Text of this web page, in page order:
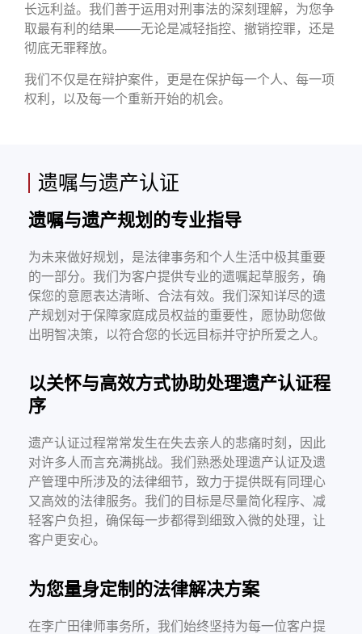
长远利益。我们善于运用对刑事法的深刻理解，为您争
取最有利的结果——无论是减轻指控、撤销控罪，还是
彻底无罪释放。
我们不仅是在辩护案件，更是在保护每一个人、每一项
权利，以及每一个重新开始的机会。
遗嘱与遗产认证
遗嘱与遗产规划的专业指导
为未来做好规划，是法律事务和个人生活中极其重要
的一部分。我们为客户提供专业的遗嘱起草服务，确
保您的意愿表达清晰、合法有效。我们深知详尽的遗
产规划对于保障家庭成员权益的重要性，愿协助您做
出明智决策，以符合您的长远目标并守护所爱之人。
以关怀与高效方式协助处理遗产认证程
序
遗产认证过程常常发生在失去亲人的悲痛时刻，因此
对许多人而言充满挑战。我们熟悉处理遗产认证及遗
产管理中所涉及的法律细节，致力于提供既有同理心
又高效的法律服务。我们的目标是尽量简化程序、减
轻客户负担，确保每一步都得到细致入微的处理，让
客户更安心。
为您量身定制的法律解决方案
在李广田律师事务所，我们始终坚持为每一位客户提